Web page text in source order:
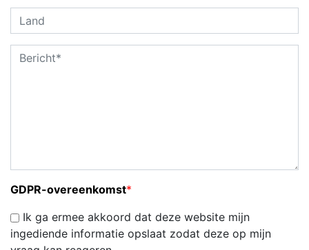
GDPR-overeenkomst*
Ik ga ermee akkoord dat deze website mijn
ingediende informatie opslaat zodat deze op mijn